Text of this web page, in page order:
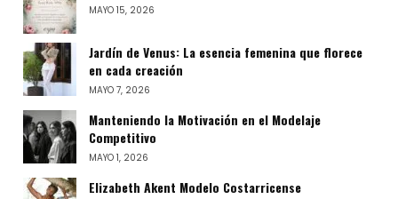
MAYO 15, 2026
Jardín de Venus: La esencia femenina que florece
en cada creación
MAYO 7, 2026
Manteniendo la Motivación en el Modelaje
Competitivo
MAYO 1, 2026
Elizabeth Akent Modelo Costarricense